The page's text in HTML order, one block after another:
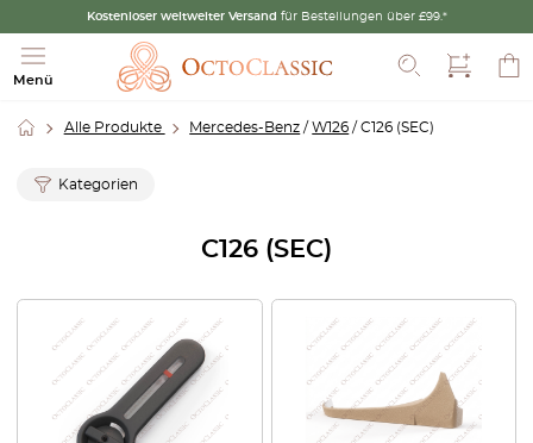
Kostenloser weltweiter Versand für Bestellungen über £99.*
Menü
Suche
Alle Produkte Mercedes-Benz /W126 / C126 (SEC)
Kategorien
C126 (SEC)